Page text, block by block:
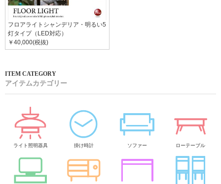
フロアライトシャンデリア・明るい5
灯タイプ（LED対応）
￥40,000(税抜)
アイテムカテゴリー
ライト照明器具 掛け時計 ソファー ローテーブル